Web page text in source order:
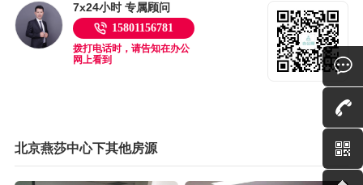
7x24小时 专属顾问
15801156781
拨打电话时，请告知在办公
网上看到
北京燕莎中心下其他房源